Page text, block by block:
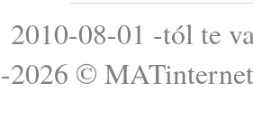
2010-08-01 -tól te
2026 © MATinternet